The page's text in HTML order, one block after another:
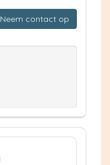
Neem contact op